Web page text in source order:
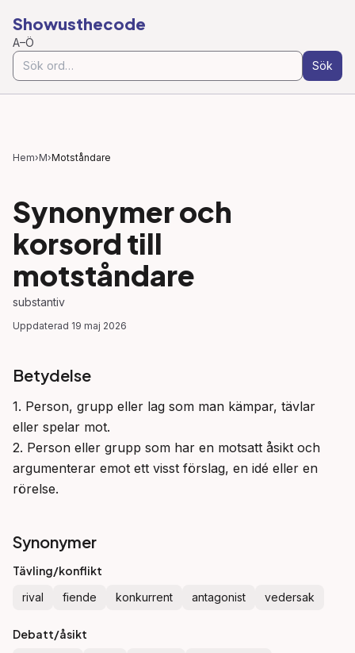
Showusthecode
A–Ö
Sök
Hem›M›Motståndare
Synonymer och
korsord till
motståndare
substantiv
Uppdaterad 19 maj 2026
Betydelse
1. Person, grupp eller lag som man kämpar, tävlar
eller spelar mot.
2. Person eller grupp som har en motsatt åsikt och
argumenterar emot ett visst förslag, en idé eller en
rörelse.
Synonymer
Tävling/konflikt
rival fiende konkurrent antagonist vedersak
Debatt/åsikt